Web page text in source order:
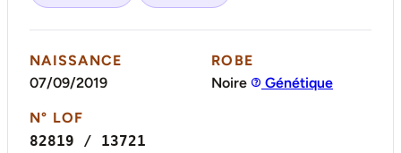
NAISSANCE
07/09/2019
ROBE
Noire
Génétique
N° LOF
82819 / 13721